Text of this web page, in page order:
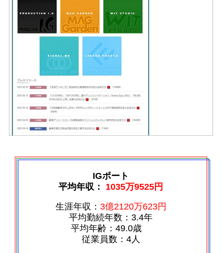
IGポート
平均年収： 1035万9525円
生涯年収： 3億2120万623円
平均勤続年数：3.4年
平均年齢：49.0歳
従業員数：4人